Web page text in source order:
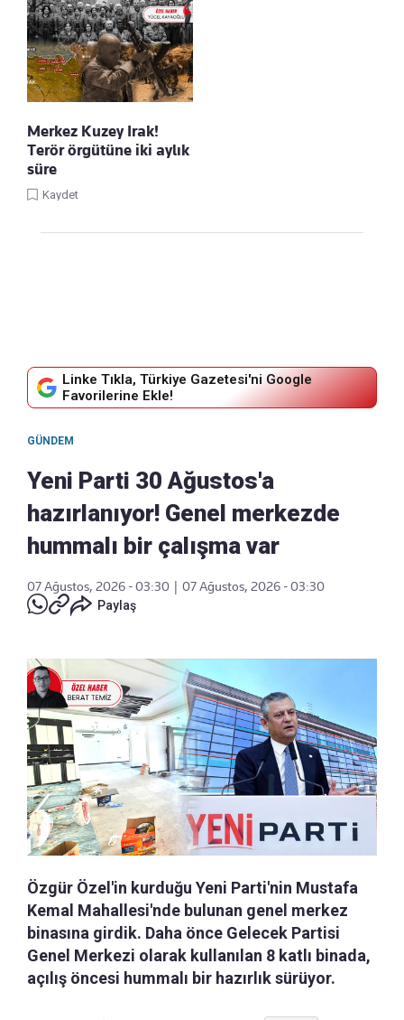
Merkez Kuzey Irak!
Terör örgütüne iki aylık
süre
Kaydet
Linke Tıkla, Türkiye Gazetesi'ni Google
Favorilerine Ekle!
GÜNDEM
Yeni Parti 30 Ağustos'a
hazırlanıyor! Genel merkezde
hummalı bir çalışma var
07 Ağustos, 2026 - 03:30
07 Ağustos, 2026 - 03:30
Paylaş
Özgür Özel'in kurduğu Yeni Parti'nin Mustafa
Kemal Mahallesi'nde bulunan genel merkez
binasına girdik. Daha önce Gelecek Partisi
Genel Merkezi olarak kullanılan 8 katlı binada,
açılış öncesi hummalı bir hazırlık sürüyor.